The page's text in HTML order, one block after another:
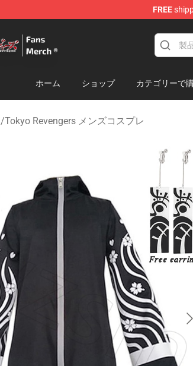
FREE
ホーム ショップ カテゴリーで
/Tokyo Revengers メンズコスプレ